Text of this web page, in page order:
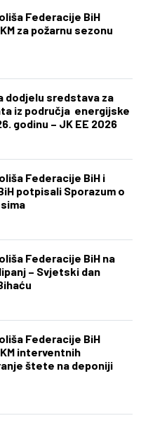
Federacije BiH
za požarnu sezonu
dodjelu sredstava za
iz područja energijske
godinu – JK EE 2026
Federacije BiH i
potpisali Sporazum o
Federacije BiH na
– Svjetski dan
Federacije BiH
interventnih
štete na deponiji